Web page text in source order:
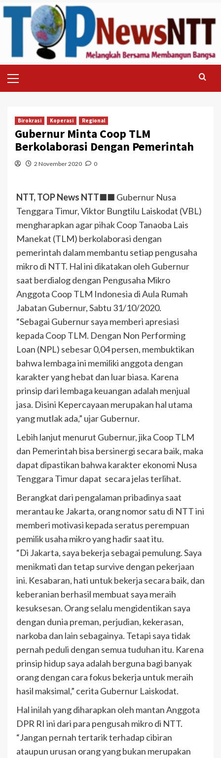
Skip
to
Menu
Birokrasi Koperasi Regional
Gubernur Minta Coop TLM
Berkolaborasi Dengan Pemerintah
2 November 2020 0
NTT, TOP News NTT■■ Gubernur Nusa
Tenggara Timur, Viktor Bungtilu Laiskodat (VBL)
mengharapkan agar pihak Coop Tanaoba Lais
Manekat (TLM) berkolaborasi dengan
pemerintah dalam membantu setiap pengusaha
mikro di NTT. Hal ini dikatakan oleh Gubernur
saat berdialog dengan Pengusaha Mikro
Anggota Coop TLM Indonesia di Aula Rumah
Jabatan Gubernur, Sabtu 31/10/2020.
“Sebagai Gubernur saya memberi apresiasi
kepada Coop TLM. Dengan Non Performing
Loan (NPL) sebesar 0,04 persen, membuktikan
bahwa lembaga ini memiliki anggota dengan
karakter yang hebat dan luar biasa. Karena
prinsip dari lembaga keuangan adalah menjual
jasa. Disini Kepercayaan merupakan hal utama
yang mutlak ada,” ujar Gubernur.
Lebih lanjut menurut Gubernur, jika Coop TLM
dan Pemerintah bisa bersinergi secara baik, maka
dapat dipastikan bahwa karakter ekonomi Nusa
Tenggara Timur dapat secara jelas terlihat.
Berangkat dari pengalaman pribadinya saat
merantau ke Jakarta, orang nomor satu di NTT ini
memberi motivasi kepada seratus perempuan
pemilik usaha mikro yang hadir saat itu.
“Di Jakarta, saya bekerja sebagai pemulung. Saya
menikmati dan tetap survive dengan pekerjaan
ini. Kesabaran, hati untuk bekerja secara baik, dan
keberanian berhasil membuat saya meraih
kesuksesan. Orang selalu mengidentikan saya
dengan dunia preman, perjudian, kekerasan,
narkoba dan lain sebagainya. Tetapi saya tidak
pernah peduli dengan semua tuduhan itu. Karena
prinsip hidup saya adalah berguna bagi banyak
orang dengan cara fokus bekerja untuk meraih
hasil maksimal,” cerita Gubernur Laiskodat.
Hal inilah yang diharapkan oleh mantan Anggota
DPR RI ini dari para pengusah mikro di NTT.
“Jangan pernah tertarik terhadap cibiran
ataupun urusan orang yang bukan merupakan